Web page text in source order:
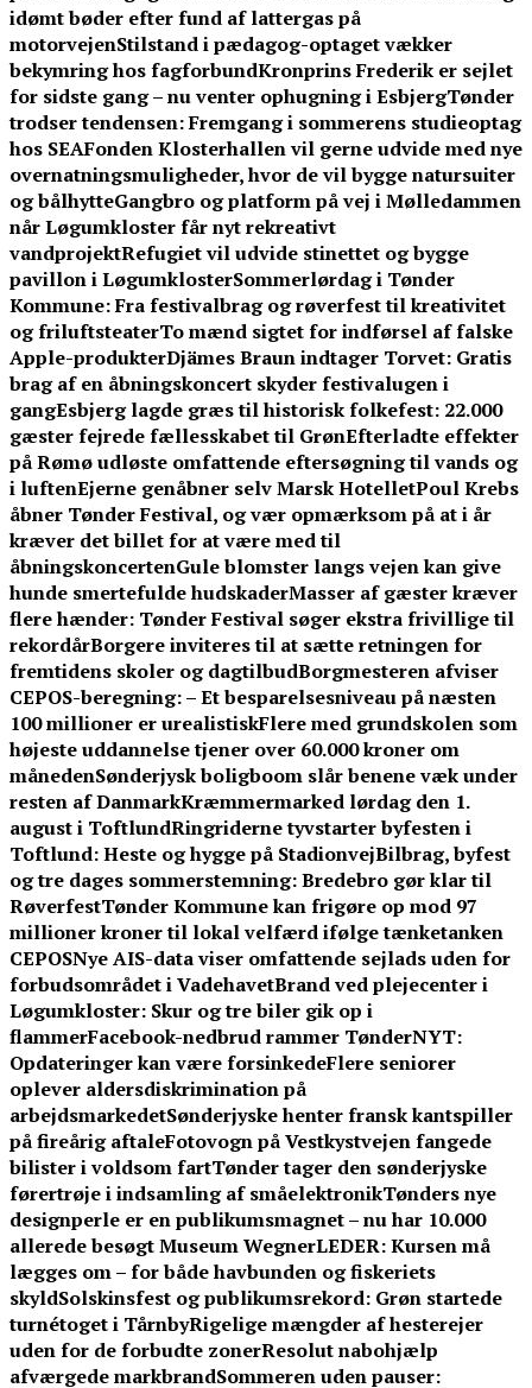
idømt bøder efter fund af lattergas på
motorvejenStilstand i pædagog-optaget vækker
bekymring hos fagforbundKronprins Frederik er sejlet
for sidste gang – nu venter ophugning i EsbjergTønder
trodser tendensen: Fremgang i sommerens studieoptag
hos SEAFonden Klosterhallen vil gerne udvide med nye
overnatningsmuligheder, hvor de vil bygge natursuiter
og bålhytteGangbro og platform på vej i Mølledammen
når Løgumkloster får nyt rekreativt
vandprojektRefugiet vil udvide stinettet og bygge
pavillon i LøgumklosterSommerlørdag i Tønder
Kommune: Fra festivalbrag og røverfest til kreativitet
og friluftsteaterTo mænd sigtet for indførsel af falske
Apple-produkterDjämes Braun indtager Torvet: Gratis
brag af en åbningskoncert skyder festivalugen i
gangEsbjerg lagde græs til historisk folkefest: 22.000
gæster fejrede fællesskabet til GrønEfterladte effekter
på Rømø udløste omfattende eftersøgning til vands og
i luftenEjerne genåbner selv Marsk HotelletPoul Krebs
åbner Tønder Festival, og vær opmærksom på at i år
kræver det billet for at være med til
åbningskoncertenGule blomster langs vejen kan give
hunde smertefulde hudskaderMasser af gæster kræver
flere hænder: Tønder Festival søger ekstra frivillige til
rekordårBorgere inviteres til at sætte retningen for
fremtidens skoler og dagtilbudBorgmesteren afviser
CEPOS-beregning: – Et besparelsesniveau på næsten
100 millioner er urealistiskFlere med grundskolen som
højeste uddannelse tjener over 60.000 kroner om
månedenSønderjysk boligboom slår benene væk under
resten af DanmarkKræmmermarked lørdag den 1.
august i ToftlundRingriderne tyvstarter byfesten i
Toftlund: Heste og hygge på StadionvejBilbrag, byfest
og tre dages sommerstemning: Bredebro gør klar til
RøverfestTønder Kommune kan frigøre op mod 97
millioner kroner til lokal velfærd ifølge tænketanken
CEPOSNye AIS-data viser omfattende sejlads uden for
forbudsområdet i VadehavetBrand ved plejecenter i
Løgumkloster: Skur og tre biler gik op i
flammerFacebook-nedbrud rammer TønderNYT:
Opdateringer kan være forsinkedeFlere seniorer
oplever aldersdiskrimination på
arbejdsmarkedetSønderjyske henter fransk kantspiller
på fireårig aftaleFotovogn på Vestkystvejen fangede
bilister i voldsom fartTønder tager den sønderjyske
førertrøje i indsamling af småelektronikTønders nye
designperle er en publikumsmagnet – nu har 10.000
allerede besøgt Museum WegnerLEDER: Kursen må
lægges om – for både havbunden og fiskeriets
skyldSolskinsfest og publikumsrekord: Grøn startede
turnétoget i TårnbyRigelige mængder af hesterejer
uden for de forbudte zonerResolut nabohjælp
afværgede markbrandSommeren uden pauser: